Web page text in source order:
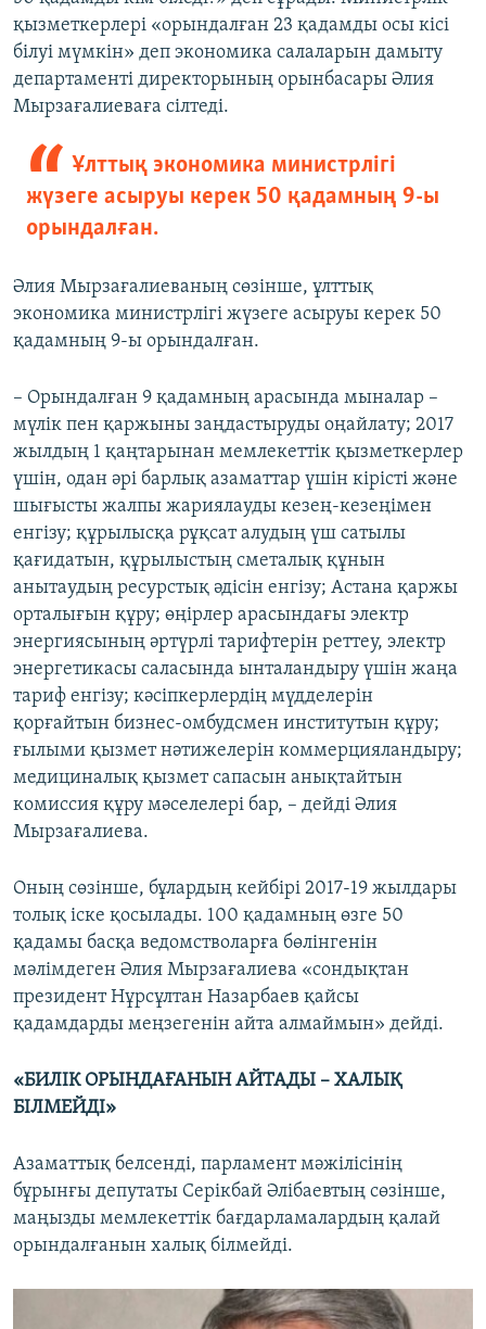
қызметкерлері «орындалған 23 қадамды осы кісі
білуі мүмкін» деп экономика салаларын дамыту
департаменті директорының орынбасары Әлия
Мырзағалиеваға сілтеді.
Ұлттық экономика министрлігі
жүзеге асыруы керек 50 қадамның 9-ы
орындалған.
Әлия Мырзағалиеваның сөзінше, ұлттық
экономика министрлігі жүзеге асыруы керек 50
қадамның 9-ы орындалған.
– Орындалған 9 қадамның арасында мыналар –
мүлік пен қаржыны заңдастыруды оңайлату; 2017
жылдың 1 қаңтарынан мемлекеттік қызметкерлер
үшін, одан әрі барлық азаматтар үшін кірісті және
шығысты жалпы жариялауды кезең-кезеңімен
енгізу; құрылысқа рұқсат алудың үш сатылы
қағидатын, құрылыстың сметалық құнын
анытаудың ресурстық әдісін енгізу; Астана қаржы
орталығын құру; өңірлер арасындағы электр
энергиясының әртүрлі тарифтерін реттеу, электр
энергетикасы саласында ынталандыру үшін жаңа
тариф енгізу; кәсіпкерлердің мүдделерін
қорғайтын бизнес-омбудсмен институтын құру;
ғылыми қызмет нәтижелерін коммерцияландыру;
медициналық қызмет сапасын анықтайтын
комиссия құру мәселелері бар, – дейді Әлия
Мырзағалиева.
Оның сөзінше, бұлардың кейбірі 2017-19 жылдары
толық іске қосылады. 100 қадамның өзге 50
қадамы басқа ведомстволарға бөлінгенін
мәлімдеген Әлия Мырзағалиева «сондықтан
президент Нұрсұлтан Назарбаев қайсы
қадамдарды меңзегенін айта алмаймын» дейді.
«БИЛІК ОРЫНДАҒАНЫН АЙТАДЫ – ХАЛЫҚ
БІЛМЕЙДІ»
Азаматтық белсенді, парламент мәжілісінің
бұрынғы депутаты Серікбай Әлібаевтың сөзінше,
маңызды мемлекеттік бағдарламалардың қалай
орындалғанын халық білмейді.